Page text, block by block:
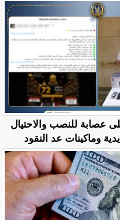
عصابة للنصب والاحتيال
وماكينات عد النقود